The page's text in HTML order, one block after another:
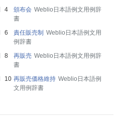
頒布会 Weblio日本語例文用例辞
書
責任販売制 Weblio日本語例文用
例辞書
再販売 Weblio日本語例文用例辞
書
再販売価格維持 Weblio日本語例
文用例辞書